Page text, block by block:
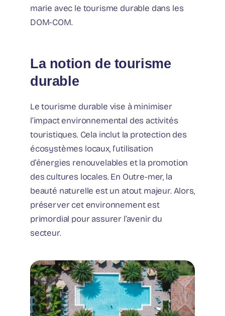
marie avec le tourisme durable dans les
DOM-COM.
La notion de tourisme
durable
Le tourisme durable vise à minimiser
l’impact environnemental des activités
touristiques. Cela inclut la protection des
écosystèmes locaux, l’utilisation
d’énergies renouvelables et la promotion
des cultures locales. En Outre-mer, la
beauté naturelle est un atout majeur. Alors,
préserver cet environnement est
primordial pour assurer l’avenir du
secteur.